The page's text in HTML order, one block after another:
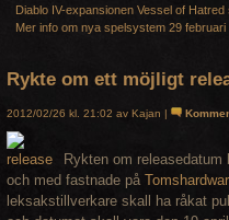
Diablo IV-expansionen Vessel of
Mer info om nya spelsystem 29 februari
Rykte om ett möjligt
2012/02/26 kl. 21:02 av Kajan |
Rykten om
och med fastnade på
leksakstillverkare skall ha råkat